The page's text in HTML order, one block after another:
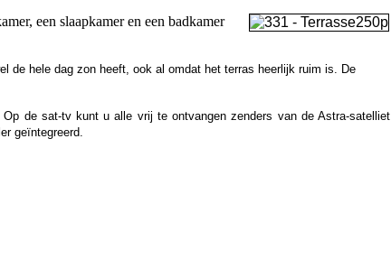
een slaapkamer en een badkamer
de hele dag zon heeft, ook al omdat het terras heerlijk ruim is. De
de sat-tv kunt u alle vrij te ontvangen zenders van de Astra-satelliet
geïntegreerd.